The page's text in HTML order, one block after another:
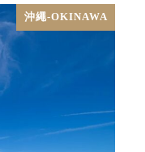
沖繩-OKINAWA